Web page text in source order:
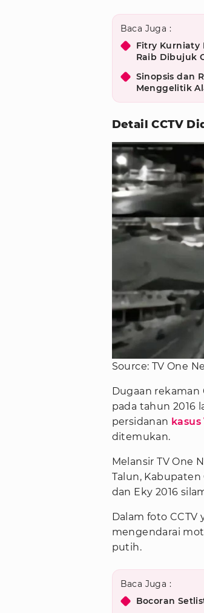
Baca Juga :
Fitry Kurniaty
Raib Dibujuk
Sinopsis dan
Menggelitik
Detail CCTV
Source: TV One
Dugaan rekaman
pada tahun 2016
persidanan
ditemukan.
Melansir TV One
Talun,
dan Eky 2016
Dalam foto
mengendarai
putih.
Baca Juga :
Bocoran